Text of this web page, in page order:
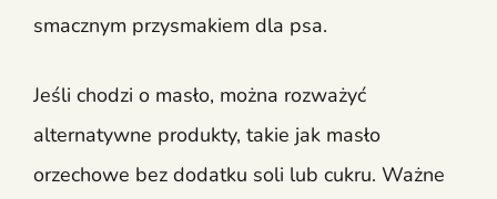
smacznym przysmakiem dla psa.
Jeśli chodzi o masło, można rozważyć
alternatywne produkty, takie jak masło
orzechowe bez dodatku soli lub cukru. Ważne